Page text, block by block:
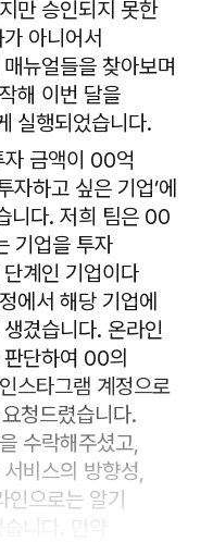
만 승인되지 못한
아니어서
뉴얼들을 찾아보며
해 이번 달을
실행되었습니다.
자 금액이 00억
하고 싶은 기업’에
니다. 저희 팀은 00
기업을 투자
계인 기업이다
에서 해당 기업에
겼습니다. 온라인
단하여 00의
스타그램 계정으로
청드렸습니다.
수락해주셨고,
비스의 방향성,
으로는 알기
니다. 만약